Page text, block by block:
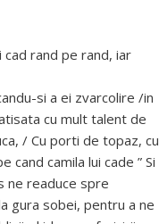
rand pe rand, iar
si a ei zvarcolire /in
cu mult talent de
/ Cu porti de topaz, cu
camila lui cade ” Si
ne readuce spre
gura sobei, pentru a ne